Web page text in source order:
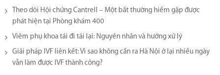
Theo dõi Hội chứng Cantrell – Một bất thường hiếm gặp được
phát hiện tại Phòng khám 400
Viêm phụ khoa tái đi tái lại​: Nguyên nhân và hướng xử lý
Giải pháp IVF liên kết: Vì sao không cần ra Hà Nội ở lại nhiều ngày
vẫn làm được IVF thành công?